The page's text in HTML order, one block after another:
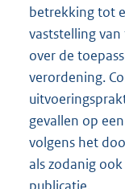
betrekking tot
vaststelling
over de
verordening.
gevallen op
volgens het
als zodanig